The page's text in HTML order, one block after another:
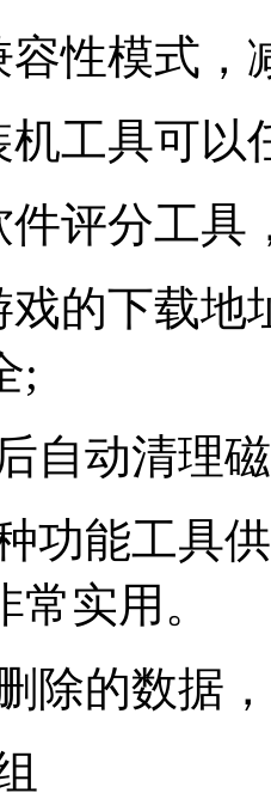
容性模式，
机工具可以
件评分工具
戏的下载
;
自动清理
功能工具
实用。
除的数据